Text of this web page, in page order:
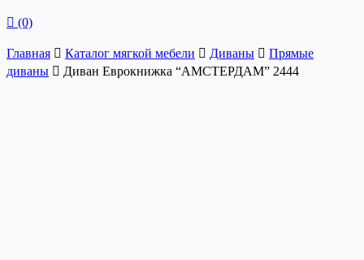
(0)
Главная Каталог мягкой мебели Диваны
Прямые
диваны
Диван Еврокнижка “АМСТЕРДАМ” 2444